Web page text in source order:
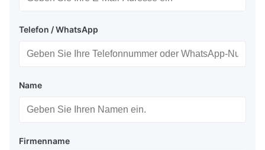
Telefon / WhatsApp
Name
Firmenname